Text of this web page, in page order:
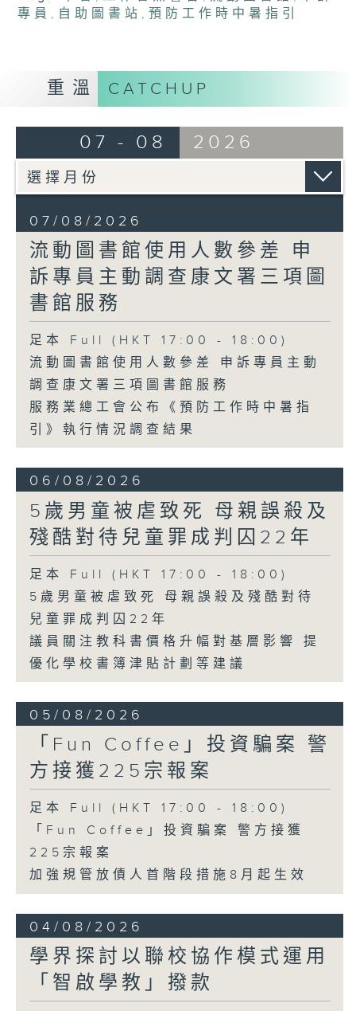
專員 , 自助圖書站 ,預防工作時中暑指引
重溫 CATCHUP
07 - 08 2026
07/08/2026
流動圖書館使用人數參差 申
訴專員主動調查康文署三項圖
書館服務
足本 Full (HKT 17:00 - 18:00)
流動圖書館使用人數參差 申訴專員主動
調查康文署三項圖書館服務
服務業總工會公布《預防工作時中暑指
引》執行情況調查結果
06/08/2026
5歲男童被虐致死 母親誤殺及
殘酷對待兒童罪成判囚22年
足本 Full (HKT 17:00 - 18:00)
5歲男童被虐致死 母親誤殺及殘酷對待
兒童罪成判囚22年
議員關注教科書價格升幅對基層影響 提
優化學校書簿津貼計劃等建議
05/08/2026
「Fun Coffee」投資騙案 警
方接獲225宗報案
足本 Full (HKT 17:00 - 18:00)
「Fun Coffee」投資騙案 警方接獲
225宗報案
加強規管放債人首階段措施8月起生效
04/08/2026
學界探討以聯校協作模式運用
「智啟學教」撥款